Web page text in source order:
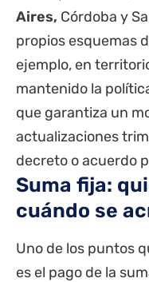
Aires, Córdoba y
propios esquemas
ejemplo, en
mantenido la
que garantiza un
actualizaciones
decreto o acuerdo
Suma fija:
cuándo se
Uno de los puntos
es el pago de la